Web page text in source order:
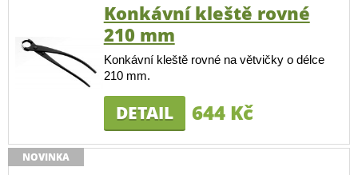
Konkávní kleště rovné
210 mm
Konkávní kleště rovné na větvičky o délce
210 mm.
DETAIL 644 Kč
NOVINKA